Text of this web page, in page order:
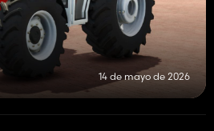
14 de mayo de 2026